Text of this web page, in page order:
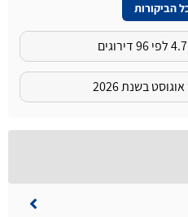
הביקורות
בשנת 2026